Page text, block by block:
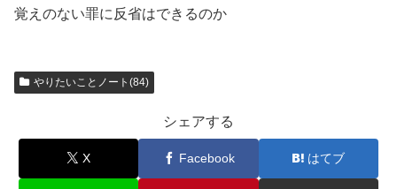
覚えのない罪に反省はできるのか
やりたいことノート(84)
シェアする
X Facebook はてブ